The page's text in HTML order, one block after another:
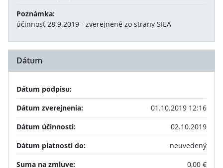
Poznámka:
účinnosť 28.9.2019 - zverejnené zo strany SIEA
Dátum
Dátum podpisu:
Dátum zverejnenia:
01.10.2019 12:16
Dátum účinnosti:
02.10.2019
Dátum platnosti do:
neuvedený
Suma na zmluve:
0,00 €